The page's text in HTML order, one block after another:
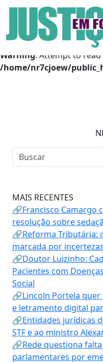
: Undefined array
/home/nr7cjoew/
Warning: Attempt to
/home/nr7cjoew/
MAIS RECENTES
🔗Francisco Camargo
resolução sobre
🔗Reforma Tributária:
marcada por
🔗Doutor Luizinho:
Pacientes com
Social
🔗Lincoln Portela
e letramento digital
🔗Entidades jurídicas
STF e ao ministro
🔗Rede questiona
parlamentares por